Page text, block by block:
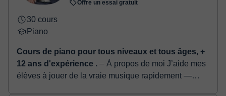
Offre un essai gratuit
30 cours
Piano
Cours de piano pour tous niveaux et tous âges, +
12 ans d'expérience . ⏤ À propos de moi J’aide mes
élèves à jouer de la vraie musique rapidement —